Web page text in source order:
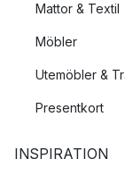
Mattor & Textil
Möbler
Utemöbler &
Presentkort
INSPIRATION